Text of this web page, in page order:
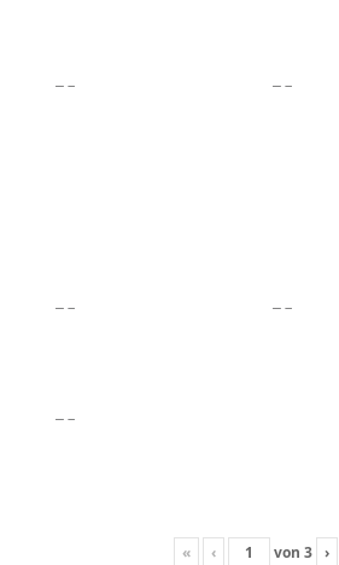
« ‹ von 3 ›